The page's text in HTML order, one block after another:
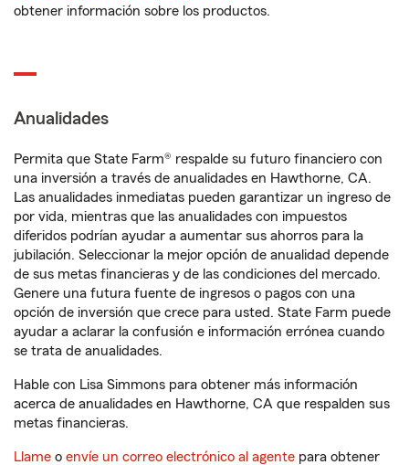
obtener información sobre los productos.
Anualidades
Permita que State Farm® respalde su futuro financiero con
una inversión a través de anualidades en Hawthorne, CA.
Las anualidades inmediatas pueden garantizar un ingreso de
por vida, mientras que las anualidades con impuestos
diferidos podrían ayudar a aumentar sus ahorros para la
jubilación. Seleccionar la mejor opción de anualidad depende
de sus metas financieras y de las condiciones del mercado.
Genere una futura fuente de ingresos o pagos con una
opción de inversión que crece para usted. State Farm puede
ayudar a aclarar la confusión e información errónea cuando
se trata de anualidades.
Hable con Lisa Simmons para obtener más información
acerca de anualidades en Hawthorne, CA que respalden sus
metas financieras.
Llame o envíe un correo electrónico al agente para obtener